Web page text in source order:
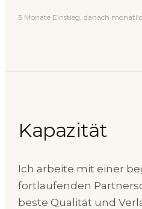
3 Monate Einstieg, danach
Kapazität
Ich arbeite mit einer
fortlaufenden
beste Qualität und